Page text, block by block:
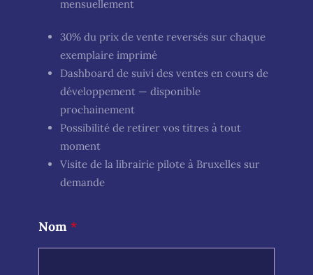
mensuellement
30% du prix de vente reversés sur chaque
exemplaire imprimé
Dashboard de suivi des ventes en cours de
développement — disponible
prochainement
Possibilité de retirer vos titres à tout
moment
Visite de la librairie pilote à Bruxelles sur
demande
o
m
Nom*